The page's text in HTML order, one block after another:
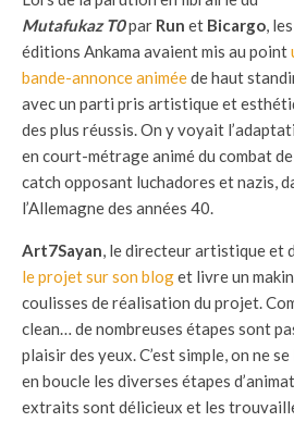
Mutafukaz T0par Run et Bicargo, les
éditions Ankama avaient mis au point
bande-annonce animéede haut
avec un parti pris artistique et
des plus réussis. On y voyait
en court-métrage animé du combat de
catch opposant luchadores et nazis,
l’Allemagne des années 40.
Art7Sayan, le directeur artistique et
le projet sur son bloget livre un
coulisses de réalisation du projet.
clean… de nombreuses étapes sont
plaisir des yeux. C’est simple, on ne
en boucle les diverses étapes
extraits sont délicieux et les